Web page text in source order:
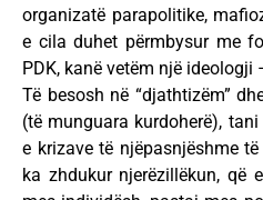
organizatë parapolitike,
e cila duhet përmbysur me
PDK, kanë vetëm një
Të besosh në “djathtizëm”
(të munguara kurdoherë),
e krizave të njëpasnjëshme
ka zhdukur njerëzillëkun, që